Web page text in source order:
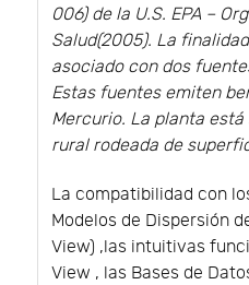
006) de la U.S. EPA –
Salud(2005). La
asociado con dos
Estas fuentes emiten
Mercurio. La planta
rural rodeada de
La compatibilidad con
Modelos de Dispersión
View) ,las intuitivas
View , las Bases de